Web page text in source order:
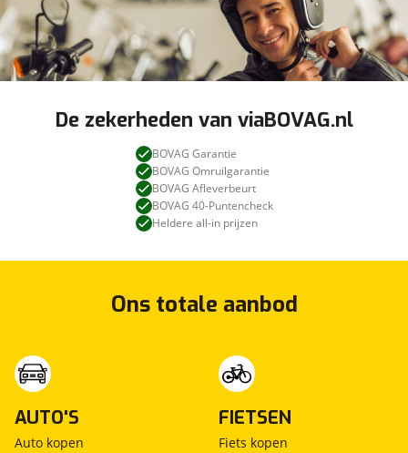
De zekerheden van viaBOVAG.nl
BOVAG Garantie
BOVAG Omruilgarantie
BOVAG Afleverbeurt
BOVAG 40-Puntencheck
Heldere all-in prijzen
Ons totale aanbod
AUTO'S
Auto kopen
FIETSEN
Fiets kopen